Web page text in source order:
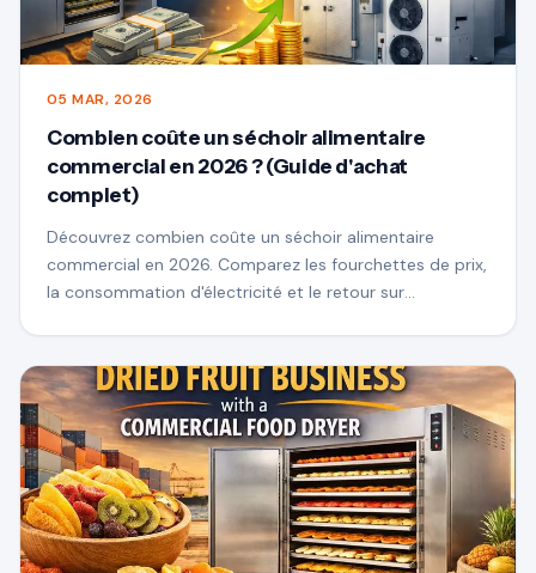
05 MAR, 2026
Combien coûte un séchoir alimentaire
commercial en 2026 ? (Guide d'achat
complet)
Découvrez combien coûte un séchoir alimentaire
commercial en 2026. Comparez les fourchettes de prix,
la consommation d'électricité et le retour sur